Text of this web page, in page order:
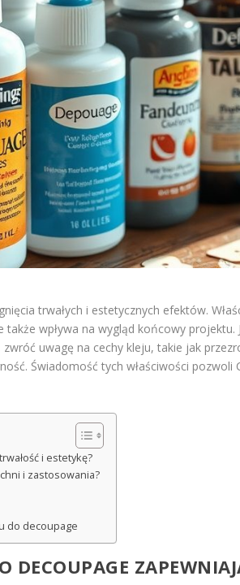
trwałych i estetycznych efektów.
wpływa na wygląd końcowy projektu.
uwagę na cechy kleju, takie jak
Świadomość tych właściwości pozwoli
i estetykę?
i zastosowania?
do decoupage
DECOUPAGE